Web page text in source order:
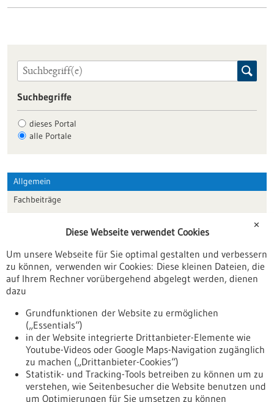
Suchbegriffe
dieses Portal
alle Portale
Allgemein
Fachbeiträge
Veranstaltungen
Erscheinungsdatum
Nach oben
✕
Diese Webseite verwendet Cookies
Um unsere Webseite für Sie optimal gestalten und verbessern
zu können, verwenden wir Cookies: Diese kleinen Dateien, die
auf Ihrem Rechner vorübergehend abgelegt werden, dienen
dazu
Grundfunktionen der Website zu ermöglichen
(„Essentials“)
in der Website integrierte Drittanbieter-Elemente wie
Youtube-Videos oder Google Maps-Navigation zugänglich
zu machen („Drittanbieter-Cookies“)
Statistik- und Tracking-Tools betreiben zu können um zu
verstehen, wie Seitenbesucher die Website benutzen und
um Optimierungen für Sie umsetzen zu können